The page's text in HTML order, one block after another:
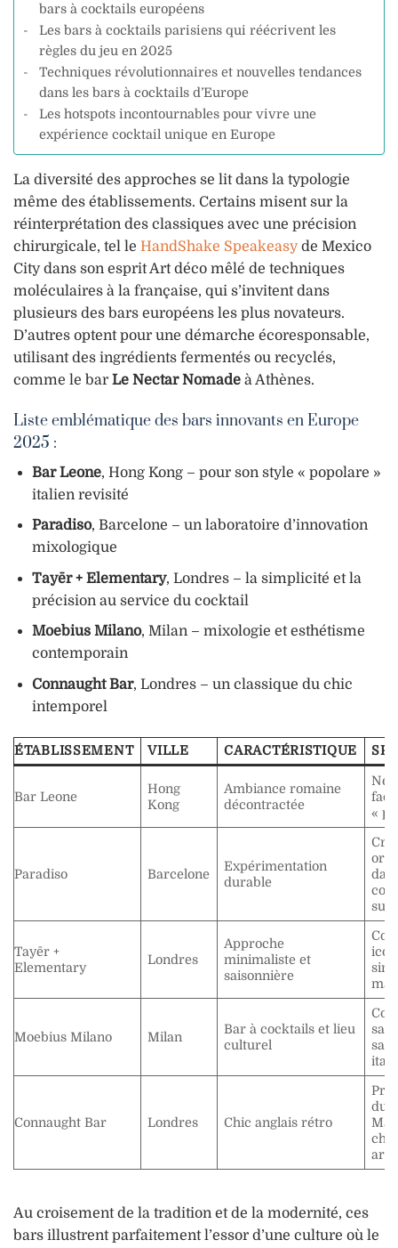
bars à cocktails européens
Les bars à cocktails parisiens qui réécrivent les
règles du jeu en 2025
Techniques révolutionnaires et nouvelles tendances
dans les bars à cocktails d’Europe
Les hotspots incontournables pour vivre une
expérience cocktail unique en Europe
La diversité des approches se lit dans la typologie
même des établissements. Certains misent sur la
réinterprétation des classiques avec une précision
chirurgicale, tel le HandShake Speakeasyde Mexico
City dans son esprit Art déco mêlé de techniques
moléculaires à la française, qui s’invitent dans
plusieurs des bars européens les plus novateurs.
D’autres optent pour une démarche écoresponsable,
utilisant des ingrédients fermentés ou recyclés,
comme le bar Le Nectar Nomade à Athènes.
Liste emblématique des bars innovants en Europe
2025 :
Bar Leone, Hong Kong – pour son style « popolare »
italien revisité
Paradiso, Barcelone – un laboratoire d’innovation
mixologique
Tayēr + Elementary, Londres – la simplicité et la
précision au service du cocktail
Moebius Milano, Milan – mixologie et esthétisme
contemporain
Connaught Bar, Londres – un classique du chic
intemporel
ÉTABLISSEMENT VILLE CARACTÉRISTIQUE
Bar Leone
Hong
Kong
Ambiance romaine
décontractée
«
Paradiso Barcelone
Expérimentation
durable
Tayēr +
Elementary
Londres
Approche
minimaliste et
saisonnière
Moebius Milano Milan
Bar à cocktails et lieu
culturel
Connaught Bar Londres Chic anglais rétro
du
Au croisement de la tradition et de la modernité, ces
bars illustrent parfaitement l’essor d’une culture où le